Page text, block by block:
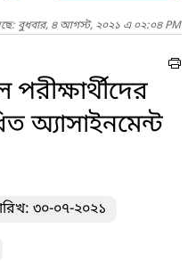
বুধবার, ৪ আগস্ট, ২০২১ এ ০২:০৪ PM
অ্যাসাইনমেন্ট
৩০-০৭-২০২১